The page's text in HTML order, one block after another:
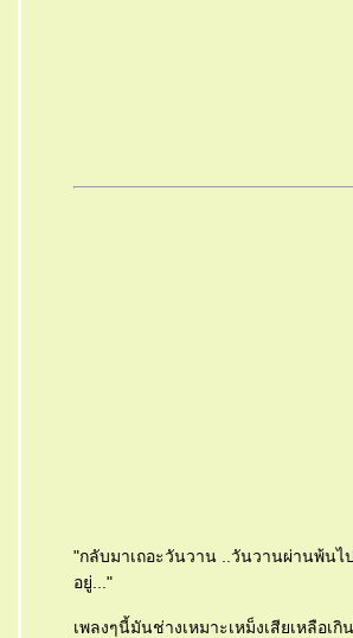
"กลับมาเถอะวันวาน ..วันวานผ่านพ้นไ
อยู่..."
เพลงๆนี้มันช่างเหมาะเหม็งเสียเหลือ